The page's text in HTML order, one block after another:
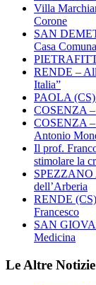
Villa
Corone
SAN
Casa
RENDE –
Italia”
PAOLA (CS)
COSENZA
COSENZA –
Antonio
Il prof.
stimolare la
SPEZZANO
dell’Arberia
RENDE
Francesco
SAN
Medicina
Le Altre Notizie